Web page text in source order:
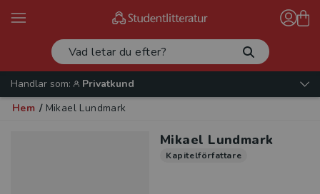
Handlar som:
Privatkund
Hem / Mikael Lundmark
Mikael Lundmark
Kapitelförfattare